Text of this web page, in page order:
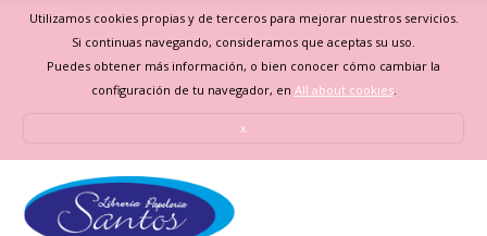
Utilizamos cookies propias y de terceros para mejorar nuestros servicios.
Si continuas navegando, consideramos que aceptas su uso.
Puedes obtener más información, o bien conocer cómo cambiar la
configuración de tu navegador, en All about cookies.
x